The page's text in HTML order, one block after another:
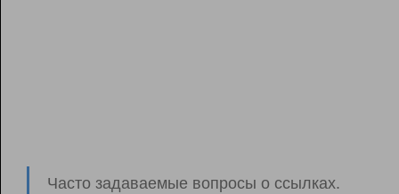
Часто задаваемые вопросы о ссылках.